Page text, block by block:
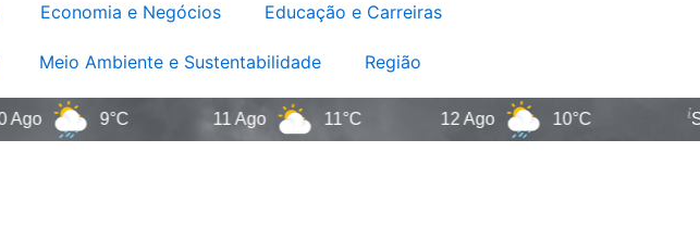
Economia e Negócios Educação e Carreiras
Meio Ambiente e Sustentabilidade Região
9°C 11 Ago 11°C 12 Ago 10°C